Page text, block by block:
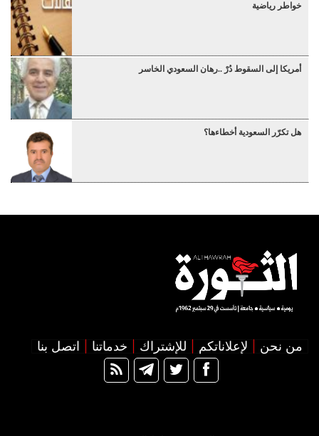
خواطر رياضية
أمريكا إلى السقوط دُرْ ..رهان السعودي الخاسر
هل تكرّر السعودية أخطاءها؟
من نحن لإعلاناتكم للإشتراك خدماتنا اتصل بنا